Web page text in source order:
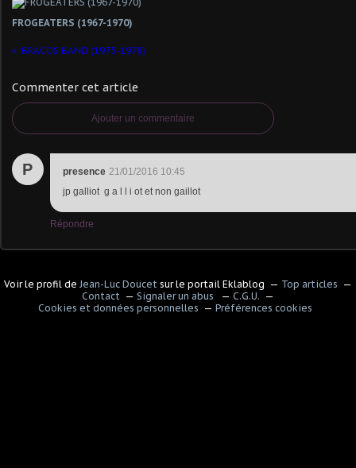
FROGEATERS (1967-1970)
BRACOS BAND (1975-1978)
Commenter cet article
Ajouter un commentaire
P presence 21/01/2016 10:45
jp galliot g a l l i ot et non gaillot
Répondre
Voir le profil de Jean-Luc Doucet sur le portail Eklablog
Top articles
Contact
Signaler un abus
C.G.U.
Cookies et données personnelles
Préférences cookies